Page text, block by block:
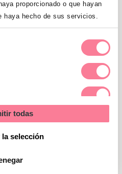
proporcionado o que hayan
hecho de sus servicios.
todas
selección
pies secos